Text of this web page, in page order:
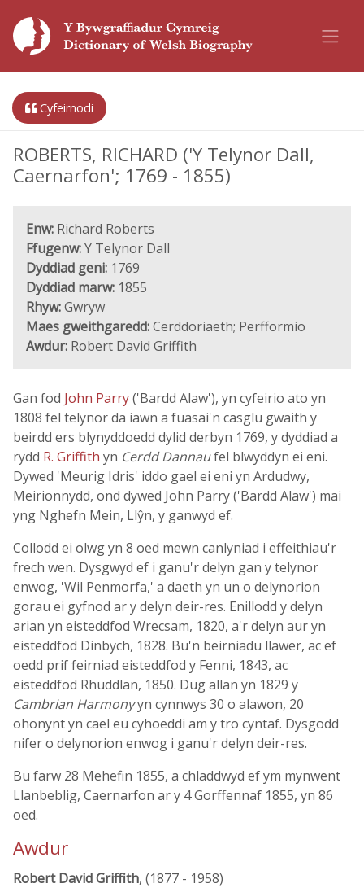
Cyfeirnodi
ROBERTS, RICHARD ('Y Telynor Dall,
Caernarfon'; 1769 - 1855)
Enw: Richard Roberts
Ffugenw:Y Telynor Dall
Dyddiad geni: 1769
Dyddiad marw: 1855
Rhyw:Gwryw
Maes gweithgaredd:Cerddoriaeth; Perfformio
Awdur: Robert David Griffith
Gan fod John Parry('Bardd Alaw'), yn cyfeirio ato yn
1808 fel telynor da iawn a fuasai'n casglu gwaith y
beirdd ers blynyddoedd dylid derbyn 1769, y dyddiad a
rydd R. Griffith yn Cerdd Dannaufel blwyddyn ei eni.
Dywed 'Meurig Idris' iddo gael ei eni yn Ardudwy,
Meirionnydd, ond dywed John Parry ('Bardd Alaw') mai
yng Nghefn Mein, Llŷn, y ganwyd ef.
Collodd ei olwg yn 8 oed mewn canlyniad i effeithiau'r
frech wen. Dysgwyd ef i ganu'r delyn gan y telynor
enwog, 'Wil Penmorfa,' a daeth yn un o delynorion
gorau ei gyfnod ar y delyn deir-res. Enillodd y delyn
arian yn eisteddfod Wrecsam, 1820, a'r delyn aur yn
eisteddfod Dinbych, 1828. Bu'n beirniadu llawer, ac ef
oedd prif feirniad eisteddfod y Fenni, 1843, ac
eisteddfod Rhuddlan, 1850. Dug allan yn 1829 y
Cambrian Harmonyyn cynnwys 30 o alawon, 20
ohonynt yn cael eu cyhoeddi am y tro cyntaf. Dysgodd
nifer o delynorion enwog i ganu'r delyn deir-res.
Bu farw 28 Mehefin 1855, a chladdwyd ef ym mynwent
Llanbeblig, Caernarfon ar y 4 Gorffennaf 1855, yn 86
oed.
Awdur
Robert David Griffith, (1877 - 1958)